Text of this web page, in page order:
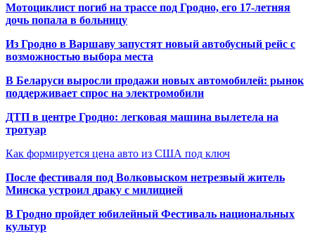
Мотоциклист погиб на трассе под Гродно, его 17-летняя
дочь попала в больницу
Из Гродно в Варшаву запустят новый автобусный рейс с
возможностью выбора места
В Беларуси выросли продажи новых автомобилей: рынок
поддерживает спрос на электромобили
ДТП в центре Гродно: легковая машина вылетела на
тротуар
Как формируется цена авто из США под ключ
После фестиваля под Волковыском нетрезвый житель
Минска устроил драку с милицией
В Гродно пройдет юбилейный Фестиваль национальных
культур